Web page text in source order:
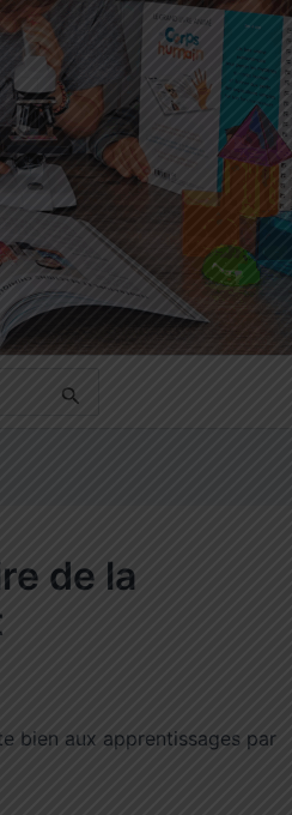
de la
bien aux apprentissages par